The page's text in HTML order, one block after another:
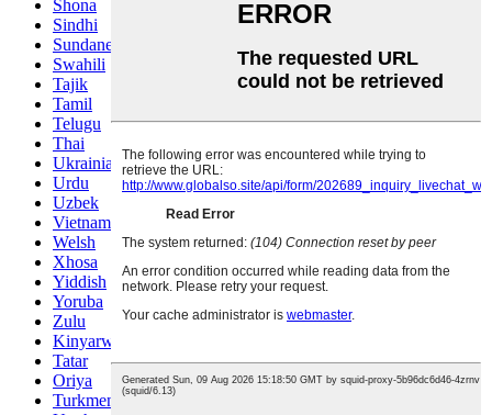
Shona
Sindhi
Sundanese
Swahili
Tajik
Tamil
Telugu
Thai
Ukrainian
Urdu
Uzbek
Vietnamese
Welsh
Xhosa
Yiddish
Yoruba
Zulu
Kinyarwanda
Tatar
Oriya
Turkmen